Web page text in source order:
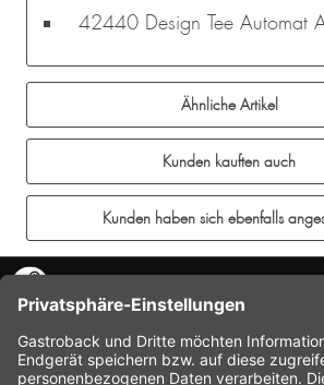
42440 Design Tee Automat
Ähnliche Artikel
Kunden kauften auch
Kunden haben sich ebenfalls
SERVICE HOTLINE